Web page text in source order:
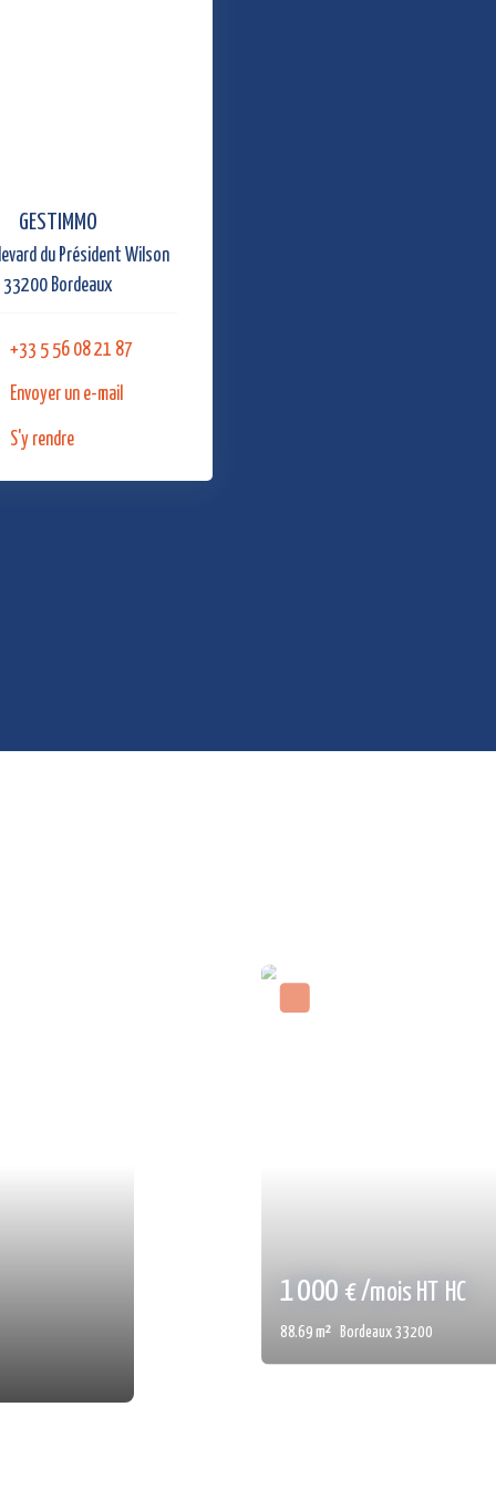
GESTIMMO
du Président Wilson
33200 Bordeaux
+33 5 56 08 21 87
Envoyer un e-mail
S'y rendre
1 600€ /mois HC
4pièces 176m² Bordeaux 33200